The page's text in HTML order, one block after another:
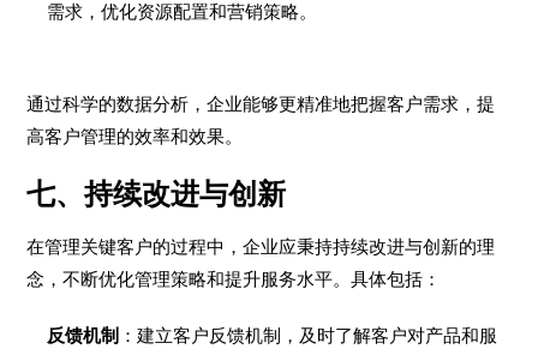
需求，优化资源配置和营销策略。
通过科学的数据分析，企业能够更精准地把握客户需求，提
高客户管理的效率和效果。
七、持续改进与创新
在管理关键客户的过程中，企业应秉持持续改进与创新的理
念，不断优化管理策略和提升服务水平。具体包括：
反馈机制 ：建立客户反馈机制，及时了解客户对产品和服